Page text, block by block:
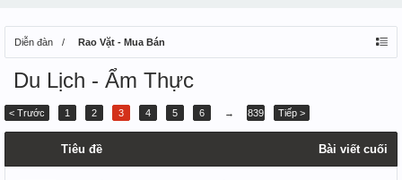
Diễn đàn Rao Vặt - Mua Bán
Du Lịch - Ẩm Thực
< Trước 1 2 3 4 5 6 → 839 Tiếp >
Tiêu đề Bài viết cuối